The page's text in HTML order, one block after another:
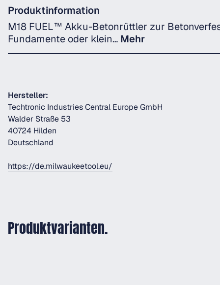
Produktinformation
M18 FUEL™ Akku-Betonrüttler zur
Fundamente oder klein… Mehr
Hersteller:
Techtronic Industries Central Europe GmbH
Walder Straße 53
40724 Hilden
Deutschland
https://de.milwaukeetool.eu/
Produktvarianten.